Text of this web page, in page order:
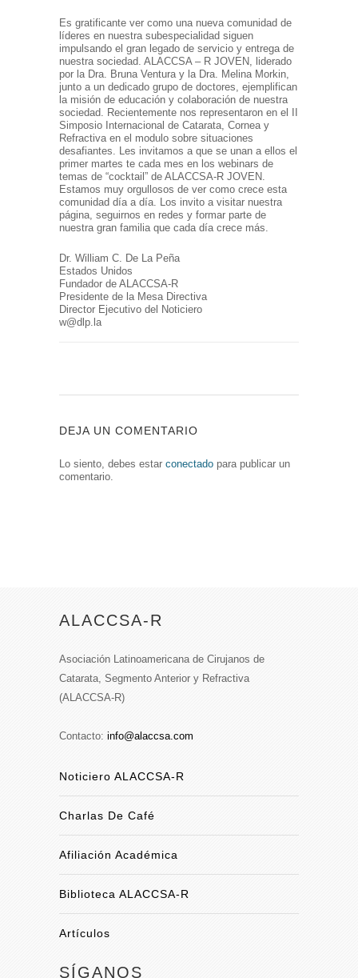
Es gratificante ver como una nueva comunidad de
líderes en nuestra subespecialidad siguen
impulsando el gran legado de servicio y entrega de
nuestra sociedad. ALACCSA – R JOVEN, liderado
por la Dra. Bruna Ventura y la Dra. Melina Morkin,
junto a un dedicado grupo de doctores, ejemplifican
la misión de educación y colaboración de nuestra
sociedad. Recientemente nos representaron en el II
Simposio Internacional de Catarata, Cornea y
Refractiva en el modulo sobre situaciones
desafiantes. Les invitamos a que se unan a ellos el
primer martes te cada mes en los webinars de
temas de “cocktail” de ALACCSA-R JOVEN.
Estamos muy orgullosos de ver como crece esta
comunidad día a día. Los invito a visitar nuestra
página, seguirnos en redes y formar parte de
nuestra gran familia que cada día crece más.
Dr. William C. De La Peña
Estados Unidos
Fundador de ALACCSA-R
Presidente de la Mesa Directiva
Director Ejecutivo del Noticiero
w@dlp.la
DEJA UN COMENTARIO
Lo siento, debes estar conectado para publicar un
comentario.
ALACCSA-R
Asociación Latinoamericana de Cirujanos de
Catarata, Segmento Anterior y Refractiva
(ALACCSA-R)
Contacto: info@alaccsa.com
Noticiero ALACCSA-R
Charlas De Café
Afiliación Académica
Biblioteca ALACCSA-R
Artículos
SÍGANOS